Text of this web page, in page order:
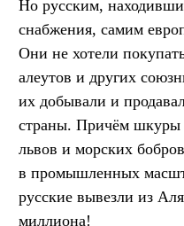
Но русским,
снабжения, самим
Они не хотели
алеутов и других
их добывали и
страны. Причём шкуры
львов и морских
в промышленных
русские вывезли из
миллиона!